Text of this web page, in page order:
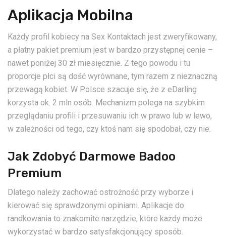
Aplikacja Mobilna
Każdy profil kobiecy na Sex Kontaktach jest zweryfikowany,
a płatny pakiet premium jest w bardzo przystępnej cenie –
nawet poniżej 30 zł miesięcznie. Z tego powodu i tu
proporcje płci są dość wyrównane, tym razem z nieznaczną
przewagą kobiet. W Polsce szacuje się, że z eDarling
korzysta ok. 2 mln osób. Mechanizm polega na szybkim
przeglądaniu profili i przesuwaniu ich w prawo lub w lewo,
w zależności od tego, czy ktoś nam się spodobał, czy nie.
Jak Zdobyć Darmowe Badoo
Premium
Dlatego należy zachować ostrożność przy wyborze i
kierować się sprawdzonymi opiniami. Aplikacje do
randkowania to znakomite narzędzie, które każdy może
wykorzystać w bardzo satysfakcjonujący sposób.